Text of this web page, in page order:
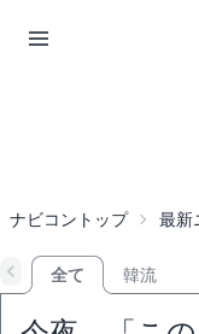
ナビコントップ 最新
全て 韓流